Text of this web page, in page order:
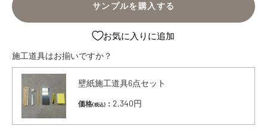
サンプルを購入する
お気に入りに追加
施工道具はお揃いですか？
壁紙施工道具6点セット
価格(税込) ：2,340円